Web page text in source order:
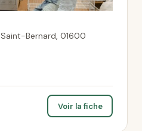
Bernard, 01600
Voir la fiche